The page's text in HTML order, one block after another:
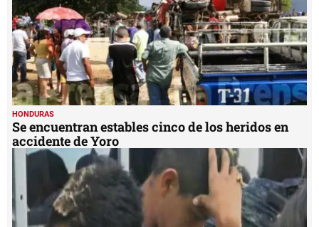
HONDURAS
Se encuentran estables cinco de los heridos en
accidente de Yoro